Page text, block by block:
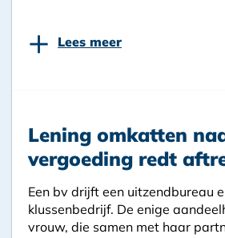
+ Lees meer
Lening omkatten
vergoeding redt
Een bv drijft een uitzendbureau
klussenbedrijf. De enige
vrouw, die samen met haar